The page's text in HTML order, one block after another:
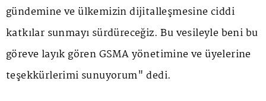
gündemine ve ülkemizin dijitalleşmesine ciddi
katkılar sunmayı sürdüreceğiz. Bu vesileyle beni bu
göreve layık gören GSMA yönetimine ve üyelerine
teşekkürlerimi sunuyorum" dedi.